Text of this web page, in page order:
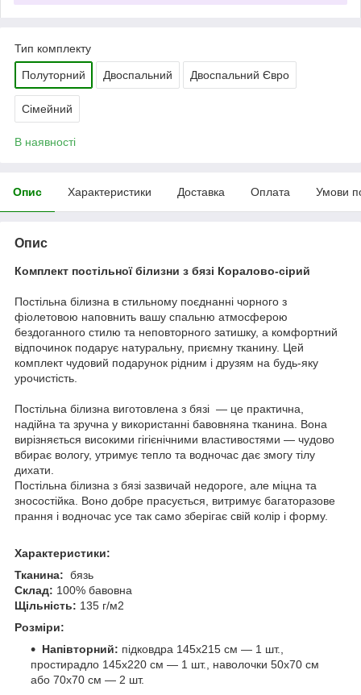
Тип комплекту
Полуторний Двоспальний Двоспальний Євро
Сімейний
В наявності
Опис Характеристики Доставка Оплата Умови
Опис
Комплект постільної білизни з бязі Коралово-сірий
Постільна білизна в стильному поєднанні чорного з
фіолетовою наповнить вашу спальню атмосферою
бездоганного стилю та неповторного затишку, а комфортний
відпочинок подарує натуральну, приємну тканину. Цей
комплект чудовий подарунок рідним і друзям на будь-яку
урочистість.
Постільна білизна виготовлена з бязі — це практична,
надійна та зручна у використанні бавовняна тканина. Вона
вирізняється високими гігієнічними властивостями — чудово
вбирає вологу, утримує тепло та водночас дає змогу тілу
дихати.
Постільна білизна з бязі зазвичай недороге, але міцна та
зносостійка. Воно добре прасується, витримує багаторазове
прання і водночас усе так само зберігає свій колір і форму.
Характеристики:
Тканина: бязь
Склад: 100% бавовна
Щільність: 135 г/м2
Розміри:
Напівторний: підковдра 145х215 см — 1 шт.,
простирадло 145х220 см — 1 шт., наволочки 50х70 см
або 70х70 см — 2 шт.